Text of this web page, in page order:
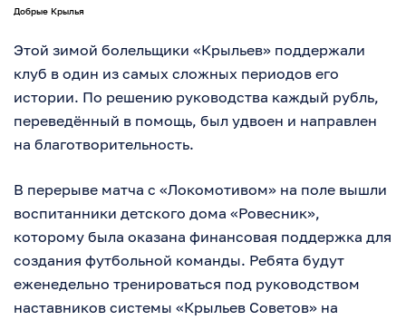
Добрые Крылья
Этой зимой болельщики «Крыльев» поддержали
клуб в один из самых сложных периодов его
истории. По решению руководства каждый рубль,
переведённый в помощь, был удвоен и направлен
на благотворительность.
В перерыве матча с «Локомотивом» на поле вышли
воспитанники детского дома «Ровесник»,
которому была оказана финансовая поддержка для
создания футбольной команды. Ребята будут
еженедельно тренироваться под руководством
наставников системы «Крыльев Советов» на